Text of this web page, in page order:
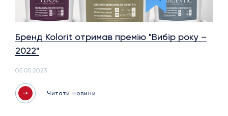
Бренд Kolorit отримав премію "Вибір року –
2022"
05.05.2023
Читати новини